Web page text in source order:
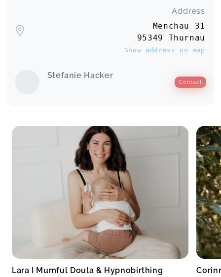
Address
Menchau 31
95349 Thurnau
Show address on map
Stefanie Hacker
Contact
Lara I Mumful Doula & Hypnobirthing